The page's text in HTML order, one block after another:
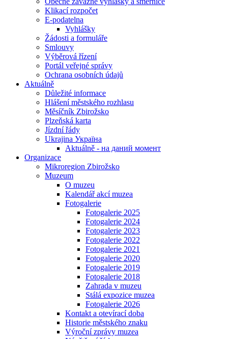
Klikací rozpočet
E-podatelna
Vyhlášky
Žádosti a formuláře
Smlouvy
Výběrová řízení
Portál veřejné správy
Ochrana osobních údajů
Aktuálně
Důležité informace
Hlášení městského rozhlasu
Měsíčník Zbirožsko
Plzeňská karta
Jízdní řády
Ukrajina Україна
Aktuálně - на даний момент
Organizace
Mikroregion Zbirožsko
Muzeum
O muzeu
Kalendář akcí muzea
Fotogalerie
Fotogalerie 2025
Fotogalerie 2024
Fotogalerie 2023
Fotogalerie 2022
Fotogalerie 2021
Fotogalerie 2020
Fotogalerie 2019
Fotogalerie 2018
Zahrada v muzeu
Stálá expozice muzea
Fotogalerie 2026
Kontakt a otevírací doba
Historie městského znaku
Výroční zprávy muzea